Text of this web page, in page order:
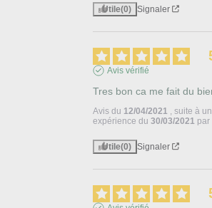
Utile(0) Signaler
Avis vérifié
Tres bon ca me fait du
Avis du 12/04/2021
, suite à
expérience du30/03/2021 par
Utile(0) Signaler